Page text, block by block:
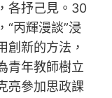
各抒己見。30
“丙輝漫談”浸
創新的方法，
青年教師樹立
亮參加思政課